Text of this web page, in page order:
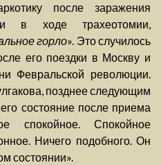
после заражения
в ходе трахеотомии,
горло». Это случилось
его поездки в Москву и
Февральской революции.
позднее следующим
состояние после приема
спокойное. Спокойное
Ничего подобного. Он
состоянии».